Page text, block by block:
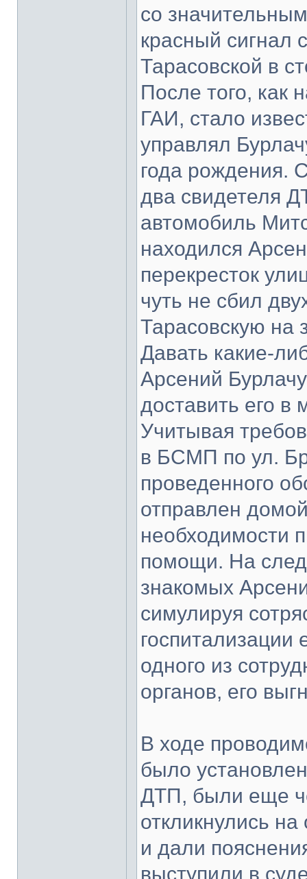
со
красный сигнал
Тарасовской в
После того, как
ГАИ, стало
управлял
года рождения.
два свидетеля
автомобиль
находился
перекресток
чуть не сбил
Тарасовскую на
Давать какие-
Арсений
доставить его в
Учитывая
в БСМП по ул.
проведенного
отправлен
необходимости
помощи. На
знакомых
симулируя
одного из
органов, его
В ходе
было
ДТП, были еще
откликнулись
и дали
выступили в